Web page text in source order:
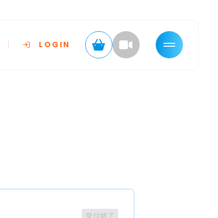
LOGIN
受付終了